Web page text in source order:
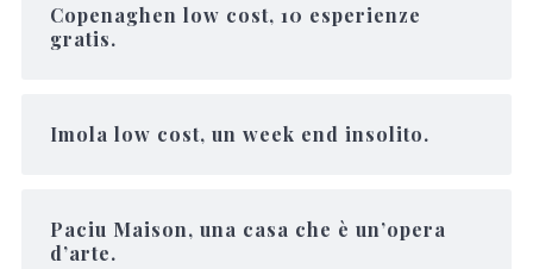
Copenaghen low cost, 10 esperienze
gratis.
Imola low cost, un week end insolito.
Paciu Maison, una casa che è un’opera
d’arte.